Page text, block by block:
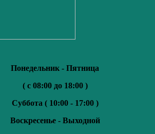
Понедельник - Пятница
( с 08:00 до 18:00 )
Суббота ( 10:00 - 17:00 )
Воскресенье - Выходной